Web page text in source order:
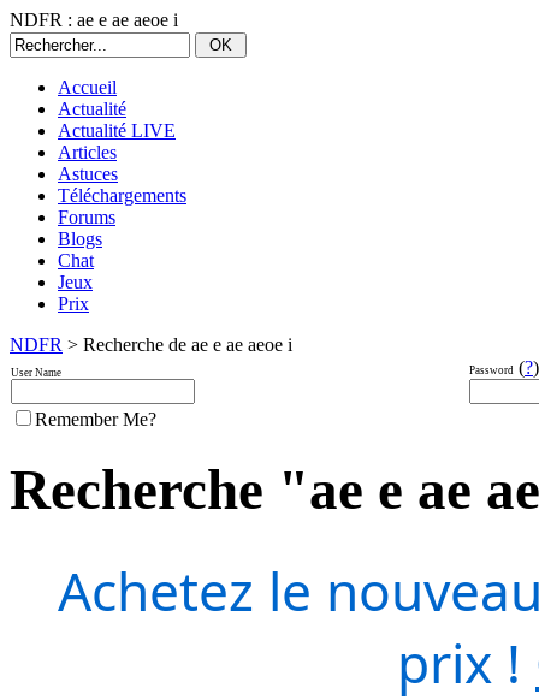
NDFR : ae e ae aeoe i
Accueil
Actualité
Actualité LIVE
Articles
Astuces
Téléchargements
Forums
Blogs
Chat
Jeux
Prix
NDFR > Recherche de ae e ae aeoe i
User Name Password (?)
Remember Me?
Recherche "ae e ae
Achetez le
prix !